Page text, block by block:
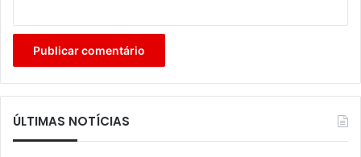
ÚLTIMAS NOTÍCIAS